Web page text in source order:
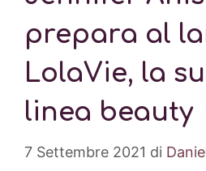
prepara al
LolaVie, la
linea beauty
7 Settembre 2021 di